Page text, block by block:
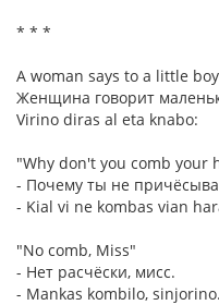
* * *
A woman says to a little
Женщина говорит
Virino diras al eta knabo:
"Why don't you comb your
- Почему ты не
- Kial vi ne kombas vian
"No comb, Miss"
- Нет расчёски, мисс.
- Mankas kombilo, sinjorino.